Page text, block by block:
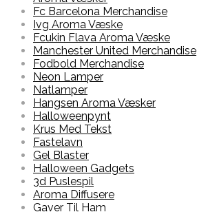
Fc Barcelona Merchandise
Ivg Aroma Væske
Fcukin Flava Aroma Væske
Manchester United Merchandise
Fodbold Merchandise
Neon Lamper
Natlamper
Hangsen Aroma Væsker
Halloweenpynt
Krus Med Tekst
Fastelavn
Gel Blaster
Halloween Gadgets
3d Puslespil
Aroma Diffusere
Gaver Til Ham